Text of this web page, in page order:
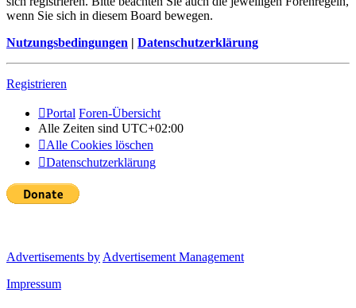
wenn Sie sich in diesem Board bewegen.
Nutzungsbedingungen | Datenschutzerklärung
Registrieren
Portal Foren-Übersicht
Alle Zeiten sind UTC+02:00
Alle Cookies löschen
Datenschutzerklärung
Advertisements by Advertisement Management
Impressum